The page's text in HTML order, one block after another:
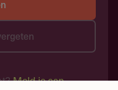
Meld je aan